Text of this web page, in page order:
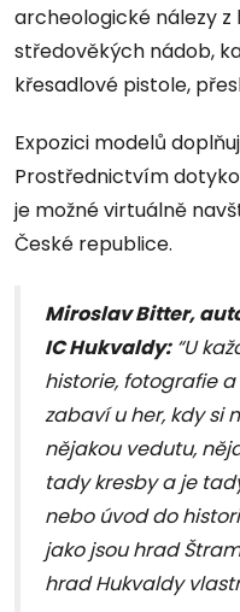
archeologické nálezy z
středověkých nádob,
křesadlové pistole,
Expozici modelů
Prostřednictvím
je možné virtuálně
České republice.
Miroslav Bitter,
IC Hukvaldy:“U
historie, fotografie
zabaví u her, kdy si
nějakou vedutu,
tady kresby a je
nebo úvod do
jako jsou hrad
hrad Hukvaldy